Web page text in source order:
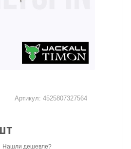
Артикул: 4525807327564
Нашли дешевле?